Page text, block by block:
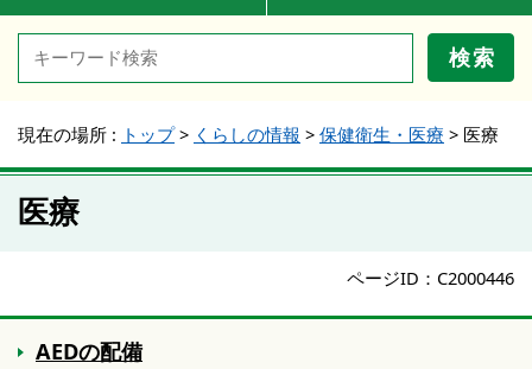
検索
現在の場所 : トップ> くらしの情報 > 保健衛生・医療 > 医療
医療
ページID：C2000446
AEDの配備